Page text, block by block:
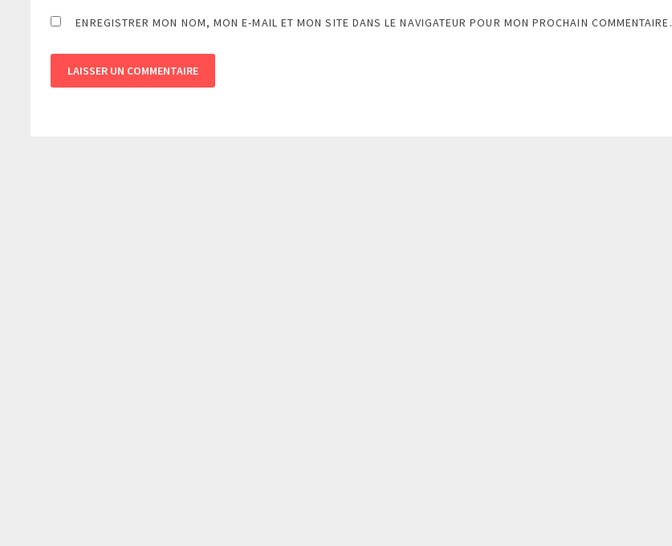
ENREGISTRER MON NOM, MON E-MAIL ET MON SITE DANS LE NAVIGATEUR POUR MON PROCHAIN COMMENTAIRE.